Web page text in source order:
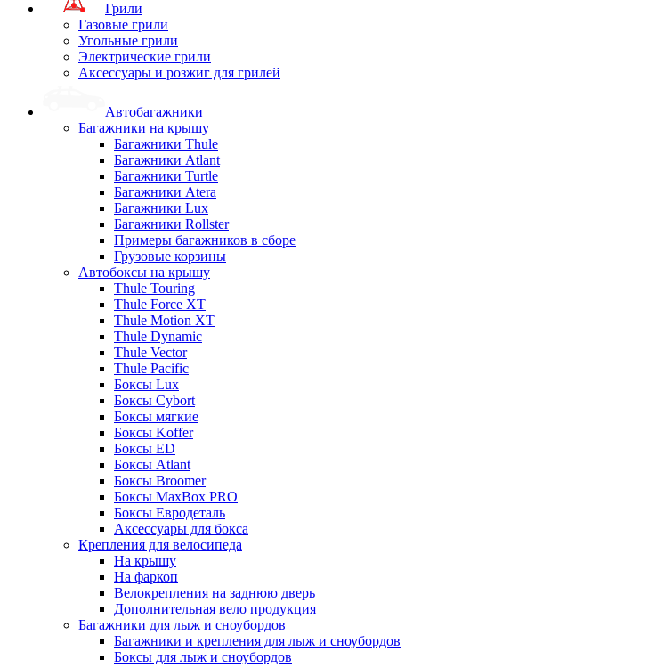
Грили
Газовые грили
Угольные грили
Электрические грили
Аксессуары и розжиг для грилей
Автобагажники
Багажники на крышу
Багажники Thule
Багажники Atlant
Багажники Turtle
Багажники Atera
Багажники Lux
Багажники Rollster
Примеры багажников в сборе
Грузовые корзины
Автобоксы на крышу
Thule Touring
Thule Force XT
Thule Motion XT
Thule Dynamic
Thule Vector
Thule Pacific
Боксы Lux
Боксы Cybort
Боксы мягкие
Боксы Koffer
Боксы ED
Боксы Atlant
Боксы Broomer
Боксы MaxBox PRO
Боксы Евродеталь
Аксессуары для бокса
Крепления для велосипеда
На крышу
На фаркоп
Велокрепления на заднюю дверь
Дополнительная вело продукция
Багажники для лыж и сноубордов
Багажники и крепления для лыж и сноубордов
Боксы для лыж и сноубордов